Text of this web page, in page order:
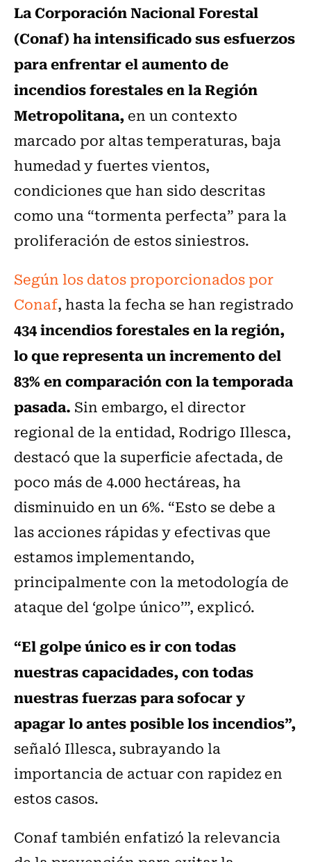
La Corporación Nacional Forestal
(Conaf) ha intensificado sus esfuerzos
para enfrentar el aumento de
incendios forestales en la Región
Metropolitana,en un contexto
marcado por altas temperaturas, baja
humedad y fuertes vientos,
condiciones que han sido descritas
como una “tormenta perfecta” para la
proliferación de estos siniestros.
Según los datos proporcionados por
Conaf, hasta la fecha se han registrado
434 incendios forestales en la región,
lo que representa un incremento del
83% en comparación con la temporada
pasada. Sin embargo, el director
regional de la entidad, Rodrigo Illesca,
destacó que la superficie afectada, de
poco más de 4.000 hectáreas, ha
disminuido en un 6%. “Esto se debe a
las acciones rápidas y efectivas que
estamos implementando,
principalmente con la metodología de
ataque del ‘golpe único’”, explicó.
“El golpe único es ir con todas
nuestras capacidades, con todas
nuestras fuerzas para sofocar y
apagar lo antes posible los incendios”,
señaló Illesca, subrayando la
importancia de actuar con rapidez en
estos casos.
Conaf también enfatizó la relevancia